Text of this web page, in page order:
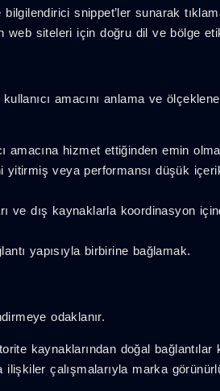
snippet’ler sunarak
web siteleri için doğru dil ve bölge
amacını anlama ve
amacına hizmet ettiğinden emin
yitirmiş veya performansı düşük
ve dış kaynaklarla koordinasyon
yapısıyla birbirine bağlamak.
odaklanır.
kaynaklarından doğal bağlantılar
çalışmalarıyla marka